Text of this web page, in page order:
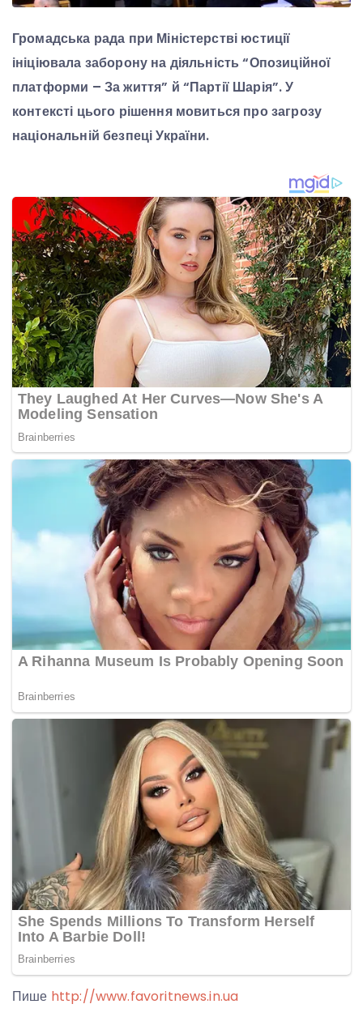
Громадська рада при Міністерстві юстиції
ініціювала заборону на діяльність “Опозиційної
платформи – За життя” й “Партії Шарія”. У
контексті цього рішення мовиться про загрозу
національній безпеці України.
Пише http://www.favoritnews.in.ua